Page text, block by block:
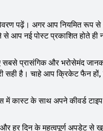
पढ़ें। अगर आप नियमित रूप
नई पोस्ट प्रकाशित होते
प्रासंगिक और भरोसेमंद
सही है। चाहे आप क्रिकेट फैन
में कास्ट के साथ अपने कीवर्ड
हर दिन के महत्वपूर्ण अपडेट